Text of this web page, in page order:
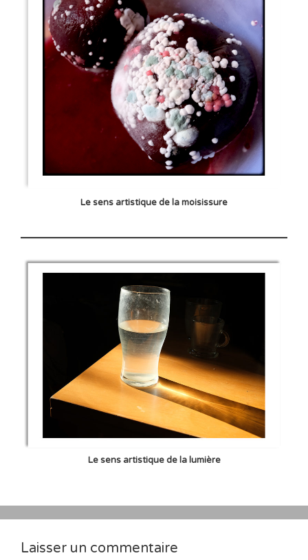
Le sens artistique de la moisissure
Le sens artistique de la lumière
Laisser un commentaire